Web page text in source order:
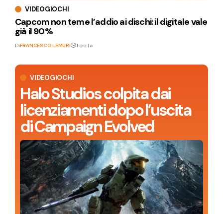
VIDEOGIOCHI
Halo Studios colpita dai
licenziamenti dopo l’uscita
di Campaign Evolved
VIDEOGIOCHI
Capcom non teme l’addio ai dischi: il digitale vale
già il 90%
DiFRANCESCO LEMURI 11 ore fa